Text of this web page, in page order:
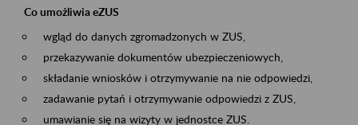
Co umożliwia eZUS
wgląd do danych zgromadzonych w ZUS,
przekazywanie dokumentów ubezpieczeniowych,
składanie wniosków i otrzymywanie na nie odpowiedzi,
zadawanie pytań i otrzymywanie odpowiedzi z ZUS,
umawianie się na wizyty w jednostce ZUS.